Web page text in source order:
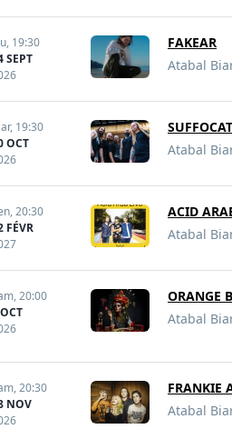
19:30
SEPT
FAKEAR
Atabal
19:30
OCT
Atabal
20:30
FÉVR
ACID
Atabal
20:00
ORANGE
Atabal
20:30
NOV
FRANKIE
Atabal